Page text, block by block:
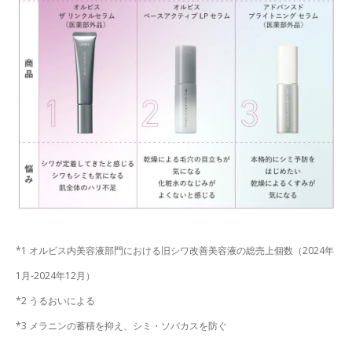
*1 オルビス内美容液部門における旧シワ改善美容液の総売上個数（2024年
1月-2024年12月）
*2 うるおいによる
*3 メラニンの蓄積を抑え、シミ・ソバカスを防ぐ